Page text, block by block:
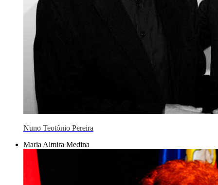
Nuno Teotónio Pereira
Maria Almira Medina